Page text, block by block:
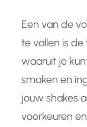
Een van de
te vallen is
waaruit je
smaken en
jouw shakes
voorkeuren